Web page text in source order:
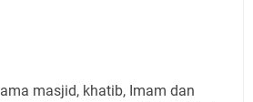
masjid, khatib, Imam dan